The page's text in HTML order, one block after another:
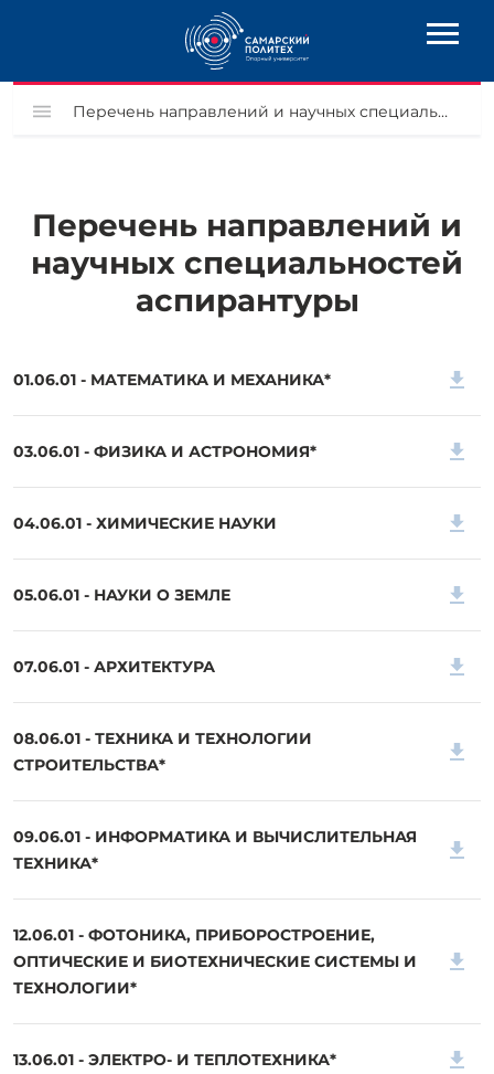
Перечень направлений и научных специальностей аспирантуры
Перечень направлений и
научных специальностей
аспирантуры
01.06.01 - МАТЕМАТИКА И МЕХАНИКА*
03.06.01 - ФИЗИКА И АСТРОНОМИЯ*
04.06.01 - ХИМИЧЕСКИЕ НАУКИ
05.06.01 - НАУКИ О ЗЕМЛЕ
07.06.01 - АРХИТЕКТУРА
08.06.01 - ТЕХНИКА И ТЕХНОЛОГИИ
СТРОИТЕЛЬСТВА*
09.06.01 - ИНФОРМАТИКА И ВЫЧИСЛИТЕЛЬНАЯ
ТЕХНИКА*
12.06.01 - ФОТОНИКА, ПРИБОРОСТРОЕНИЕ,
ОПТИЧЕСКИЕ И БИОТЕХНИЧЕСКИЕ СИСТЕМЫ И
ТЕХНОЛОГИИ*
13.06.01 - ЭЛЕКТРО- И ТЕПЛОТЕХНИКА*